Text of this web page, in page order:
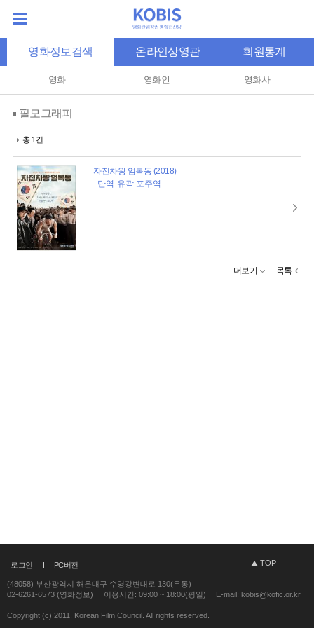
영화정보검색 온라인상영관 회원통계
영화 영화인 영화사
필모그래피
총 1건
자전차왕 엄복동 (2018)
: 단역-유곽 포주역
더보기 목록
로그인 PC버전 TOP
(48058) 부산광역시 해운대구 수영강변대로 130(우동)
02-6261-6573 (영화정보)
이용시간: 09:00 ~ 18:00(평일) E-mail: kobis@kofic.or.kr
Copyright (c) 2011. Korean Film Council. All rights reserved.